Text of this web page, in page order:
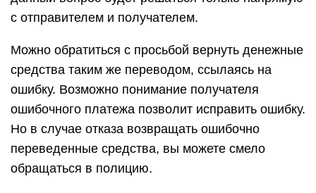
с отправителем и получателем.
Можно обратиться с просьбой вернуть денежные
средства таким же переводом, ссылаясь на
ошибку. Возможно понимание получателя
ошибочного платежа позволит исправить ошибку.
Но в случае отказа возвращать ошибочно
переведенные средства, вы можете смело
обращаться в полицию.